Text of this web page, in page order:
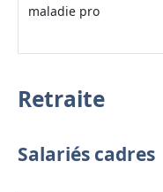
maladie pro
Retraite
Salariés cadres